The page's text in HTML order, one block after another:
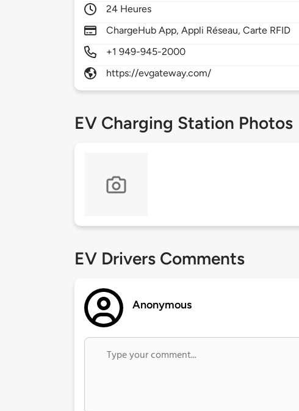
24 Heures
ChargeHub App, Appli Réseau, Carte RFID
+1 949-945-2000
https://evgateway.com/
EV Charging Station Photos
EV Drivers Comments
Anonymous